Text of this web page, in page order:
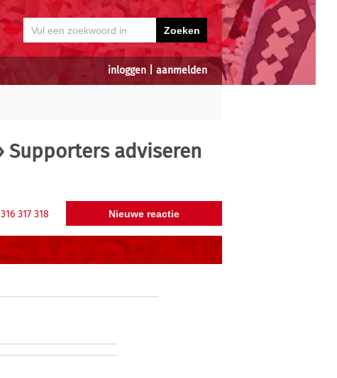
inloggen aanmelden
Supporters adviseren
316 317 318